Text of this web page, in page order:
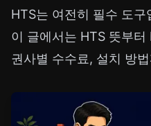
HTS는 여전히 필수 도구
이 글에서는 HTS 뜻부
권사별 수수료, 설치 방